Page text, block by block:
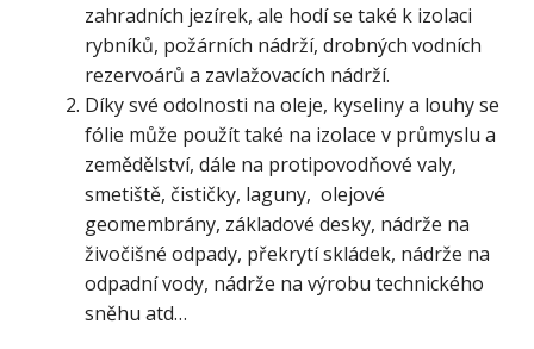
zahradních jezírek, ale hodí se také k izolaci
rybníků, požárních nádrží, drobných vodních
rezervoárů a zavlažovacích nádrží.
Díky své odolnosti na oleje, kyseliny a louhy se
fólie může použít také na izolace v průmyslu a
zemědělství, dále na protipovodňové valy,
smetiště, čističky, laguny, olejové
geomembrány, základové desky, nádrže na
živočišné odpady, překrytí skládek, nádrže na
odpadní vody, nádrže na výrobu technického
sněhu atd…